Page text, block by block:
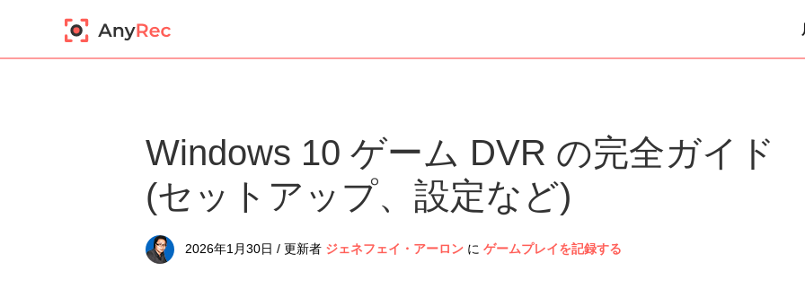
Windows 10 ゲーム DVR の完全ガイド
(セットアップ、設定など)
2026年1月30日 / 更新者 ジェネフェイ・アーロン に ゲームプレイを記録する